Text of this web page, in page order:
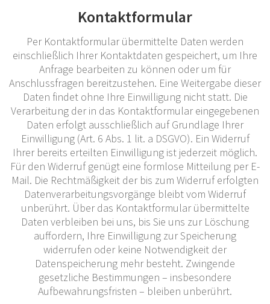
Kontaktformular
Per Kontaktformular übermittelte Daten werden
einschließlich Ihrer Kontaktdaten gespeichert, um Ihre
Anfrage bearbeiten zu können oder um für
Anschlussfragen bereitzustehen. Eine Weitergabe dieser
Daten findet ohne Ihre Einwilligung nicht statt. Die
Verarbeitung der in das Kontaktformular eingegebenen
Daten erfolgt ausschließlich auf Grundlage Ihrer
Einwilligung (Art. 6 Abs. 1 lit. a DSGVO). Ein Widerruf
Ihrer bereits erteilten Einwilligung ist jederzeit möglich.
Für den Widerruf genügt eine formlose Mitteilung per E-
Mail. Die Rechtmäßigkeit der bis zum Widerruf erfolgten
Datenverarbeitungsvorgänge bleibt vom Widerruf
unberührt. Über das Kontaktformular übermittelte
Daten verbleiben bei uns, bis Sie uns zur Löschung
auffordern, Ihre Einwilligung zur Speicherung
widerrufen oder keine Notwendigkeit der
Datenspeicherung mehr besteht. Zwingende
gesetzliche Bestimmungen – insbesondere
Aufbewahrungsfristen – bleiben unberührt.